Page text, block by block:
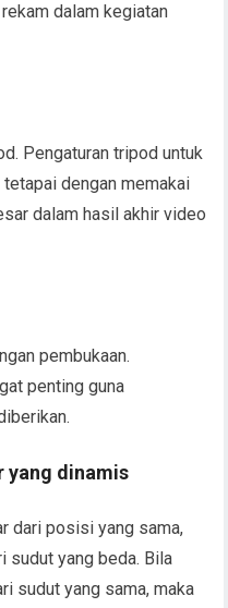
dalam kegiatan
Pengaturan tripod untuk
dengan memakai
dalam hasil akhir video
pembukaan.
penting guna
yang dinamis
dari posisi yang sama,
sudut yang beda. Bila
sudut yang sama, maka